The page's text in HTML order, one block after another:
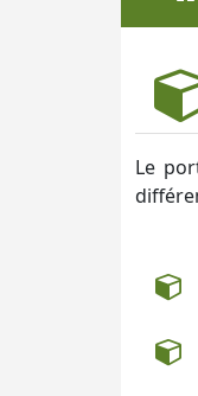
Le